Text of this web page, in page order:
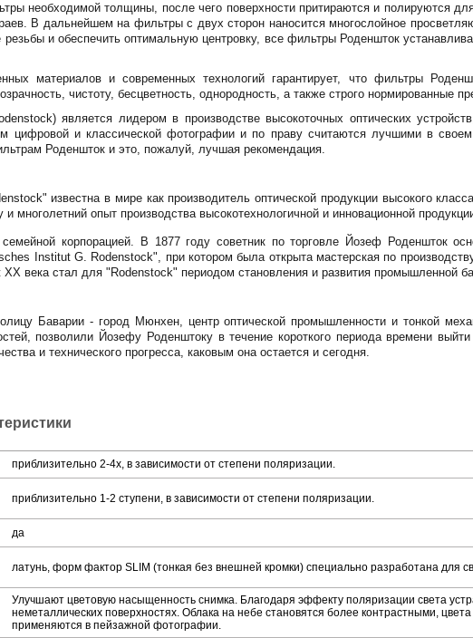
необходимой толщины, после чего поверхности притираются и полируются
В дальнейшем на фильтры с двух сторон наносится многослойное
и обеспечить оптимальную центровку, все фильтры Роденшток
материалов и современных технологий гарантирует, что фильтры
чистоту, бесцветность, однородность, а также строго нормированные
является лидером в производстве высокоточных оптических
цифровой и классической фотографии и по праву считаются лучшими в
Роденшток и это, пожалуй, лучшая рекомендация.
известна в мире как производитель оптической продукции высокого
и многолетний опыт производства высокотехнологичной и инновационной
корпорацией. В 1877 году советник по торговле Йозеф Роденшток
Institut G. Rodenstock", при котором была открыта мастерская по
века стал для "Rodenstock" периодом становления и развития промышленной
Баварии - город Мюнхен, центр оптической промышленности и тонкой
позволили Йозефу Роденштоку в течение короткого периода времени
и технического прогресса, каковым она остается и сегодня.
приблизительно 2-4х, в зависимости от степени поляризации.
приблизительно 1-2 ступени, в зависимости от степени поляризации.
да
латунь, форм фактор SLIM (тонкая без внешней кромки) специально разработана для
Улучшают цветовую насыщенность снимка. Благодаря эффекту поляризации света
неметаллических поверхностях. Облака на небе становятся более контрастными,
применяются в пейзажной фотографии.